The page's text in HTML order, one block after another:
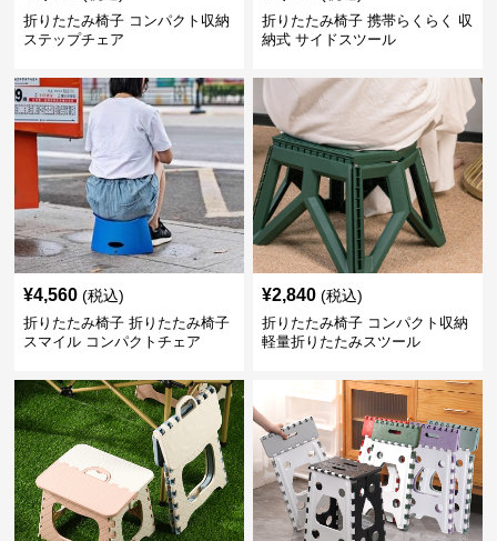
折りたたみ椅子 コンパクト収納
ステップチェア
折りたたみ椅子 携帯らくらく 収
納式 サイドスツール
¥4,560 (税込)
折りたたみ椅子 折りたたみ椅子
スマイル コンパクトチェア
¥2,840 (税込)
折りたたみ椅子 コンパクト収納
軽量折りたたみスツール